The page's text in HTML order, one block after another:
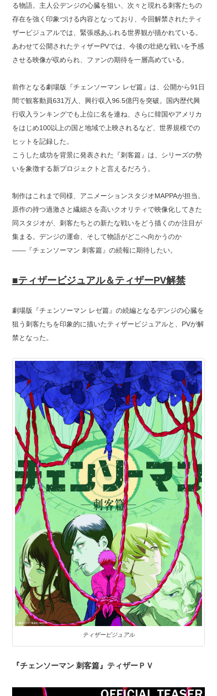
る物語。主人公デンジの心臓を狙い、次々と現れる刺客たちの
存在を強く印象づける内容となっており、今回解禁されたティ
ザービジュアルでは、緊張感あふれる世界観が描かれている。
あわせて公開されたティザーPVでは、今後の壮絶な戦いを予感
させる映像が収められ、ファンの期待を一層高めている。
前作となる劇場版『チェンソーマン レゼ篇』は、公開から91日
間で観客動員631万人、興行収入96.5億円を突破。国内歴代興
行収入ランキングでも上位に名を連ね、さらに韓国やアメリカ
をはじめ100以上の国と地域で上映されるなど、世界規模での
ヒットを記録した。
こうした成功を背景に発表された『刺客篇』は、シリーズの勢
いを象徴する新プロジェクトと言えるだろう。
制作はこれまで同様、アニメーションスタジオMAPPAが担当。
原作の持つ過激さと繊細さを高いクオリティで映像化してきた
同スタジオが、刺客たちとの新たな戦いをどう描くのか注目が
集まる。デンジの運命、そして物語がどこへ向かうのか
――『チェンソーマン 刺客篇』の続報に期待したい。
■ティザービジュアル＆ティザーPV解禁
劇場版『チェンソーマン レゼ篇』の続編となるデンジの心臓を
狙う刺客たちを印象的に描いたティザービジュアルと、PVが解
禁となった。
ティザービジュアル
『チェンソーマン 刺客篇』ティザーＰＶ